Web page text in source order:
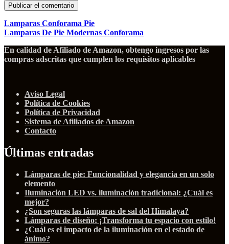
Lamparas Conforama Pie
Lamparas De Pie Modernas Conforama
En calidad de Afiliado de Amazon, obtengo ingresos por las
compras adscritas que cumplen los requisitos aplicables
Aviso Legal
Política de Cookies
Política de Privacidad
Sistema de Afiliados de Amazon
Contacto
Últimas entradas
Lámparas de pie: Funcionalidad y elegancia en un solo
elemento
Iluminación LED vs. iluminación tradicional: ¿Cuál es
mejor?
¿Son seguras las lámparas de sal del Himalaya?
Lámparas de diseño: ¡Transforma tu espacio con estilo!
¿Cuál es el impacto de la iluminación en el estado de
ánimo?